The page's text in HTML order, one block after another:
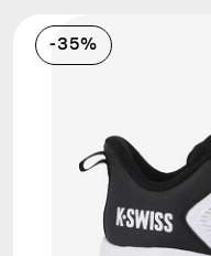
Raquetas
Blog
-35%